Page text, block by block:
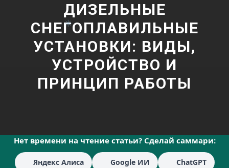
ДИЗЕЛЬНЫЕ
СНЕГОПЛАВИЛЬНЫЕ
УСТАНОВКИ: ВИДЫ,
УСТРОЙСТВО И
ПРИНЦИП РАБОТЫ
Нет времени на чтение статьи? Сделай саммари:
Яндекс Алиса Google ИИ ChatGPT